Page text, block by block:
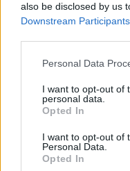
also be disclosed by us
Downstream Participants
Personal Data
I want to opt-out of
personal data.
Opted In
I want to opt-out of
Personal Data.
Opted In
RESCALDINA - NEWS
Al Centro
l’estate: dal 10